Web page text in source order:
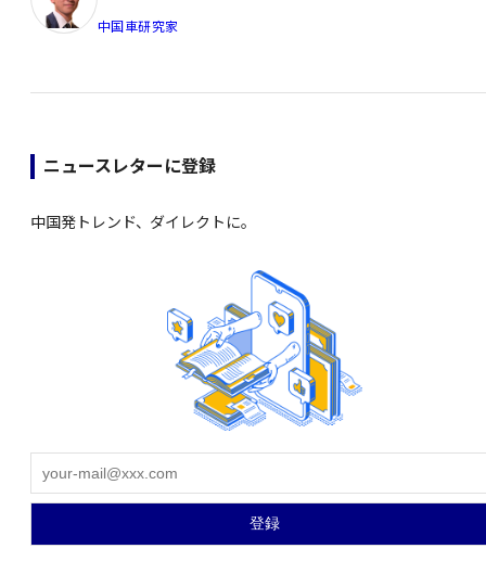
中国車研究家
ニュースレターに登録
中国発トレンド、ダイレクトに。